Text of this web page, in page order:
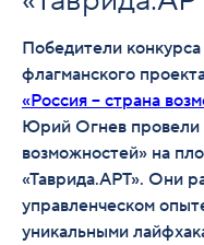
Победители
флагманского
«Россия – страна
Юрий Огнев провели
возможностей» на
«Таврида.АРТ». Они
управленческом
уникальными